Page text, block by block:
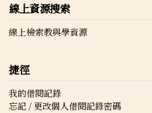
線上資源搜索
線上檢索教與學資源
捷徑
我的借閱記錄
忘記 / 更改個人借閱記錄密碼